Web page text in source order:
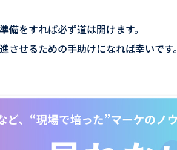
をすれば必ず道は開けます。
せるための手助けになれば幸いです。